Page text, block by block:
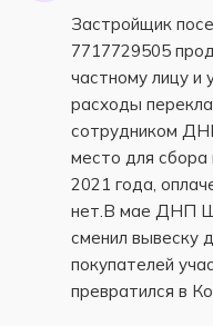
Застройщик
7717729505
частному лицу и
расходы
сотрудником
место для
2021 года,
нет.В мае ДНП
сменил вывеску
покупателей
превратился в